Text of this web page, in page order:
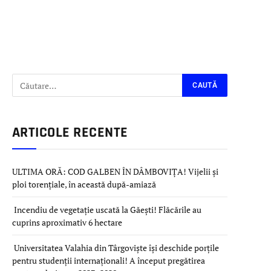
ARTICOLE RECENTE
ULTIMA ORĂ: COD GALBEN ÎN DÂMBOVIȚA! Vijelii și
ploi torențiale, în această după-amiază
Incendiu de vegetație uscată la Găești! Flăcările au
cuprins aproximativ 6 hectare
Universitatea Valahia din Târgoviște își deschide porțile
pentru studenții internaționali! A început pregătirea